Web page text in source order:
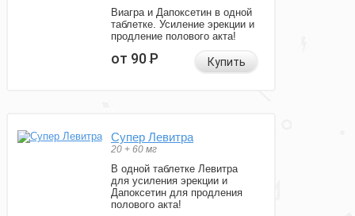
Виагра и Дапоксетин в одной
таблетке. Усиление эрекции и
продление полового акта!
от 90Р Купить
Супер Левитра
20 + 60 мг
В одной таблетке Левитра
для усиления эрекции и
Дапоксетин для продления
полового акта!